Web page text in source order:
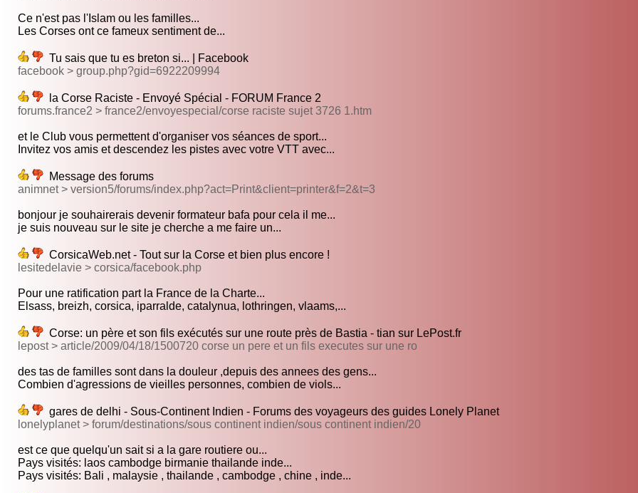
Ce n'est pas l'Islam ou les familles...
Les Corses ont ce fameux sentiment de...
Tu sais que tu es breton si... | Facebook
facebook > group.php?gid=6922209994
la Corse Raciste - Envoyé Spécial - FORUM France 2
forums.france2 > france2/envoyespecial/corse raciste sujet 3726 1.htm
et le Club vous permettent d'organiser vos séances de sport...
Invitez vos amis et descendez les pistes avec votre VTT avec...
Message des forums
animnet > version5/forums/index.php?act=Print&client=printer&f=2&t=3
bonjour je souhairerais devenir formateur bafa pour cela il me...
je suis nouveau sur le site je cherche a me faire un...
CorsicaWeb.net - Tout sur la Corse et bien plus encore !
lesitedelavie > corsica/facebook.php
Pour une ratification part la France de la Charte...
Elsass, breizh, corsica, iparralde, catalynua, lothringen, vlaams,...
Corse: un père et son fils exécutés sur une route près de Bastia - tian sur LePost.fr
lepost > article/2009/04/18/1500720 corse un pere et un fils executes sur une ro
des tas de familles sont dans la douleur ,depuis des annees des gens...
Combien d'agressions de vieilles personnes, combien de viols...
gares de delhi - Sous-Continent Indien - Forums des voyageurs des guides Lonely Planet
lonelyplanet > forum/destinations/sous continent indien/sous continent indien/20
est ce que quelqu'un sait si a la gare routiere ou...
Pays visités: laos cambodge birmanie thailande inde...
Pays visités: Bali , malaysie , thailande , cambodge , chine , inde...